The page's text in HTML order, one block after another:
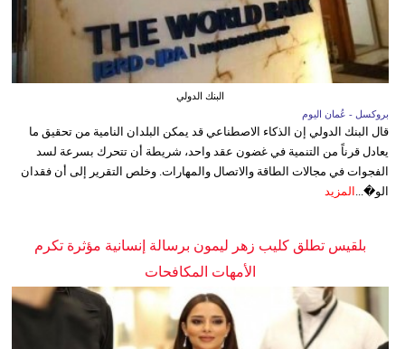
البنك الدولي
بروكسل - عُمان اليوم
قال البنك الدولي إن الذكاء الاصطناعي قد يمكن البلدان النامية من تحقيق ما
يعادل قرناً من التنمية في غضون عقد واحد، شريطة أن تتحرك بسرعة لسد
الفجوات في مجالات الطاقة والاتصال والمهارات. وخلص التقرير إلى أن فقدان
الو�...
المزيد
بلقيس تطلق كليب زهر ليمون برسالة إنسانية مؤثرة تكرم
الأمهات المكافحات